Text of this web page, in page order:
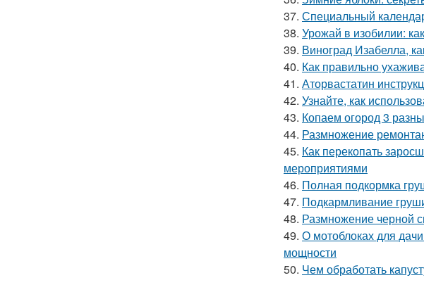
37. Специальный
38. Урожай в изобилии:
39. Виноград Изабелла,
40. Как правильно
41. Аторвастатин
42. Узнайте, как
43. Копаем огород 3
44. Размножение
45. Как перекопать
мероприятиями
46. Полная подкормка
47. Подкармливание
48. Размножение черной
49. О мотоблоках для
мощности
50. Чем обработать